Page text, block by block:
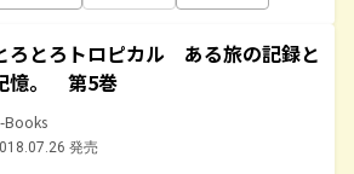
ろとろトロピカル ある旅の記録と
憶。 第5巻
Books
発売